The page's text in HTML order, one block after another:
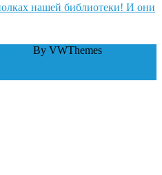
нашей библиотеки! И они
By VWThemes